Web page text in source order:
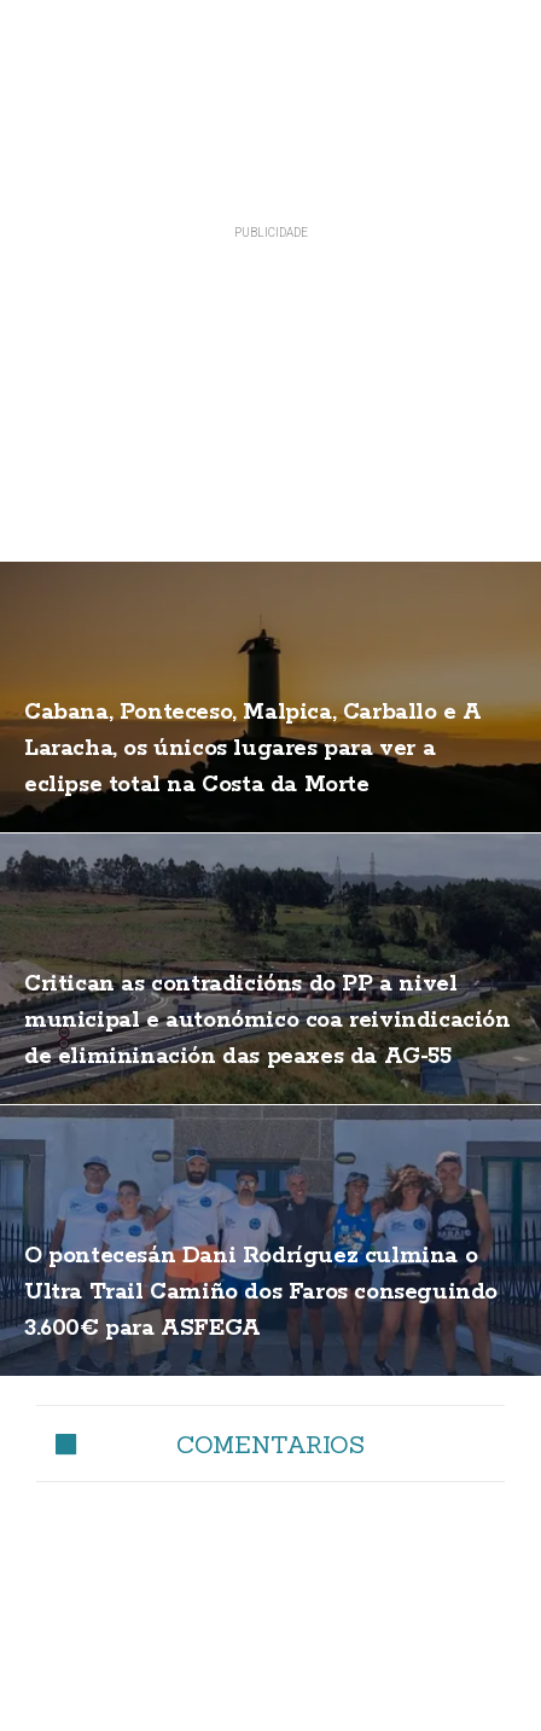
Cabana, Ponteceso, Malpica, Carballo e A
Laracha, os únicos lugares para ver a
eclipse total na Costa da Morte
Critican as contradicións do PP a nivel
municipal e autonómico coa reivindicación
de elimininación das peaxes da AG-55
O pontecesán Dani Rodríguez culmina o
Ultra Trail Camiño dos Faros conseguindo
3.600€ para ASFEGA
COMENTARIOS